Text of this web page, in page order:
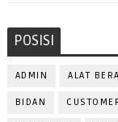
POSISI
ADMIN ALAT
BIDAN